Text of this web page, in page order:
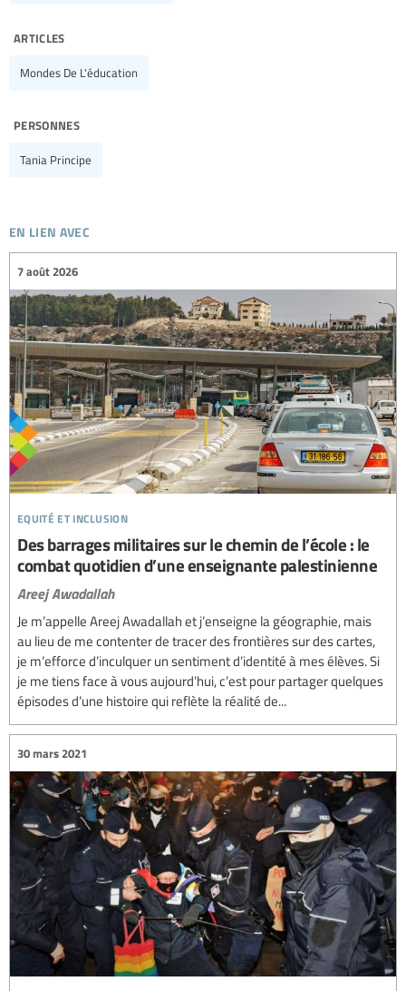
articles
Mondes De L'éducation
personnes
Tania Principe
en lien avec
equité et inclusion
7 août 2026
Des barrages militaires sur le chemin de l’école : le
combat quotidien d’une enseignante palestinienne
Areej Awadallah
Je m’appelle Areej Awadallah et j’enseigne la géographie, mais
au lieu de me contenter de tracer des frontières sur des cartes,
je m’efforce d’inculquer un sentiment d’identité à mes élèves. Si
je me tiens face à vous aujourd’hui, c’est pour partager quelques
épisodes d’une histoire qui reflète la réalité de...
30 mars 2021